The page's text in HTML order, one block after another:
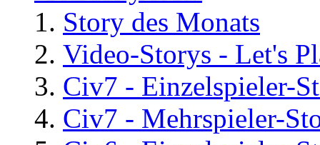
Story des Monats
Video-Storys - Let's
Civ7 - Einzelspieler-
Civ7 - Mehrspieler-